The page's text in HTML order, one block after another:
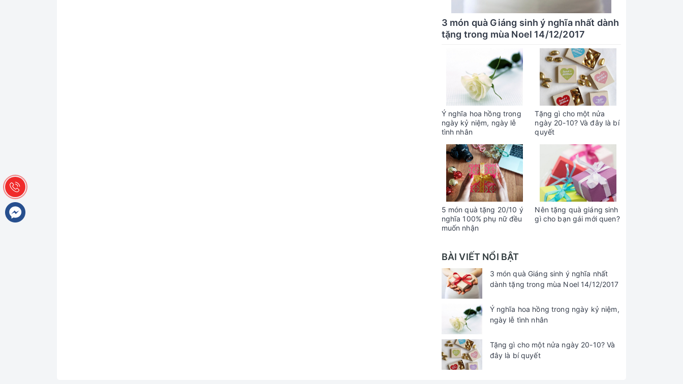
3 món quà Giáng sinh ý nghĩa nhất dành
tặng trong mùa Noel 14/12/2017
Ý nghĩa hoa hồng trong
ngày kỷ niệm, ngày lễ
tình nhân
Tặng gì cho một nửa
ngày 20-10? Và đây là bí
quyết
5 món quà tặng 20/10 ý
nghĩa 100% phụ nữ đều
muốn nhận
Nên tặng quà giáng sinh
gì cho bạn gái mới quen?
BÀI VIẾT NỔI BẬT
3 món quà Giáng sinh ý nghĩa nhất
dành tặng trong mùa Noel 14/12/2017
Ý nghĩa hoa hồng trong ngày kỷ niệm,
ngày lễ tình nhân
Tặng gì cho một nửa ngày 20-10? Và
đây là bí quyết